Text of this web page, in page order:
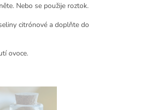
Nebo se použije roztok.
citrónové a doplňte do
ovoce.